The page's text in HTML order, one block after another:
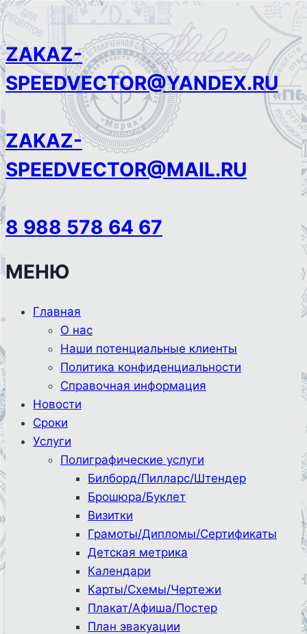
Перейти
к
содержанию
ZAKAZ-
SPEEDVECTOR@YANDEX.RU
ZAKAZ-
SPEEDVECTOR@MAIL.RU
8 988 578 64 67
МЕНЮ
Главная
О нас
Наши потенциальные клиенты
Политика конфиденциальности
Справочная информация
Новости
Сроки
Услуги
Полиграфические услуги
Билборд/Пилларс/Штендер
Брошюра/Буклет
Визитки
Грамоты/Дипломы/Сертификаты
Детская метрика
Календари
Карты/Схемы/Чертежи
Плакат/Афиша/Постер
План эвакуации